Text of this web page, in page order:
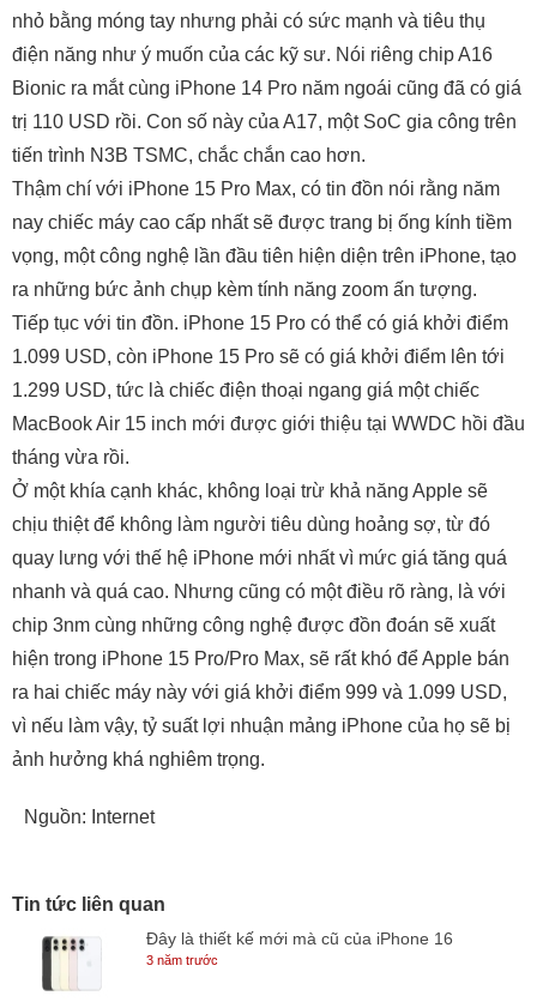
nhỏ bằng móng tay nhưng phải có sức mạnh và tiêu thụ
điện năng như ý muốn của các kỹ sư. Nói riêng chip A16
Bionic ra mắt cùng iPhone 14 Pro năm ngoái cũng đã có giá
trị 110 USD rồi. Con số này của A17, một SoC gia công trên
tiến trình N3B TSMC, chắc chắn cao hơn.
Thậm chí với iPhone 15 Pro Max, có tin đồn nói rằng năm
nay chiếc máy cao cấp nhất sẽ được trang bị ống kính tiềm
vọng, một công nghệ lần đầu tiên hiện diện trên iPhone, tạo
ra những bức ảnh chụp kèm tính năng zoom ấn tượng.
Tiếp tục với tin đồn. iPhone 15 Pro có thể có giá khởi điểm
1.099 USD, còn iPhone 15 Pro sẽ có giá khởi điểm lên tới
1.299 USD, tức là chiếc điện thoại ngang giá một chiếc
MacBook Air 15 inch mới được giới thiệu tại WWDC hồi đầu
tháng vừa rồi.
Ở một khía cạnh khác, không loại trừ khả năng Apple sẽ
chịu thiệt để không làm người tiêu dùng hoảng sợ, từ đó
quay lưng với thế hệ iPhone mới nhất vì mức giá tăng quá
nhanh và quá cao. Nhưng cũng có một điều rõ ràng, là với
chip 3nm cùng những công nghệ được đồn đoán sẽ xuất
hiện trong iPhone 15 Pro/Pro Max, sẽ rất khó để Apple bán
ra hai chiếc máy này với giá khởi điểm 999 và 1.099 USD,
vì nếu làm vậy, tỷ suất lợi nhuận mảng iPhone của họ sẽ bị
ảnh hưởng khá nghiêm trọng.
Nguồn: Internet
Tin tức liên quan
Đây là thiết kế mới mà cũ của iPhone 16
3 năm trước